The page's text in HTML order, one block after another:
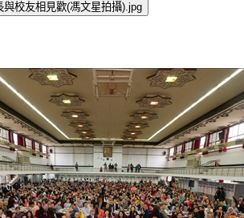
校友相見歡(馮文星拍攝).jpg